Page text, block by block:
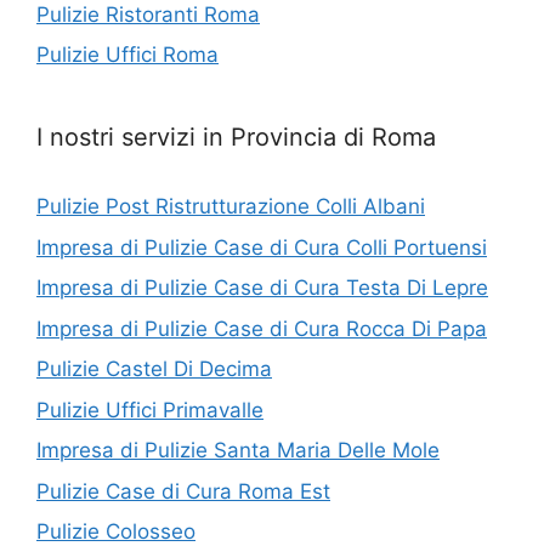
Pulizie Ristoranti Roma
Pulizie Uffici Roma
I nostri servizi in Provincia di Roma
Pulizie Post Ristrutturazione Colli Albani
Impresa di Pulizie Case di Cura Colli Portuensi
Impresa di Pulizie Case di Cura Testa Di Lepre
Impresa di Pulizie Case di Cura Rocca Di Papa
Pulizie Castel Di Decima
Pulizie Uffici Primavalle
Impresa di Pulizie Santa Maria Delle Mole
Pulizie Case di Cura Roma Est
Pulizie Colosseo